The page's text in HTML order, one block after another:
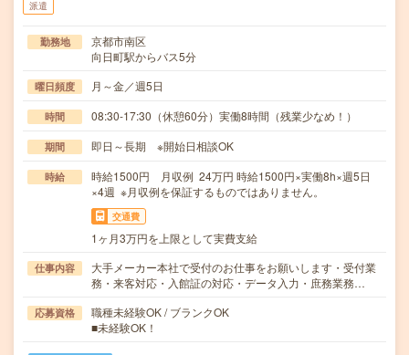
派遣
勤務地
京都市南区
向日町駅からバス5分
曜日頻度 月～金／週5日
時間 08:30-17:30（休憩60分）実働8時間（残業少なめ！）
期間 即日～長期 ※開始日相談OK
時給
時給1500円 月収例 24万円 時給1500円×実働8h×週5日
×4週 ※月収例を保証するものではありません。
交通費
1ヶ月3万円を上限として実費支給
仕事内容
大手メーカー本社で受付のお仕事をお願いします・受付業
務・来客対応・入館証の対応・データ入力・庶務業務…
応募資格
職種未経験OK / ブランクOK
■未経験OK！